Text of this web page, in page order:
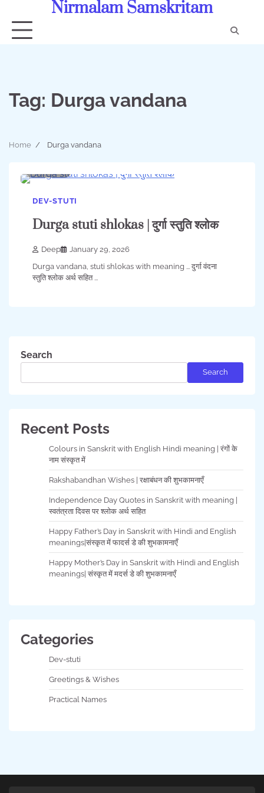
content
Nirmalam Samskritam
Tag: Durga vandana
Home Durga vandana
DEV-STUTI
Durga stuti shlokas | दुर्गा स्तुति श्लोक
Deep
January 29, 2026
Durga vandana, stuti shlokas with meaning ... दुर्गा वंदना
स्तुति श्लोक अर्थ सहित ...
Search
Search
Recent Posts
Colours in Sanskrit with English Hindi meaning | रंगों के
नाम संस्कृत में
Rakshabandhan Wishes | रक्षाबंधन की शुभकामनाएँ
Independence Day Quotes in Sanskrit with meaning |
स्वतंत्रता दिवस पर श्लोक अर्थ सहित
Happy Father’s Day in Sanskrit with Hindi and English
meanings|संस्कृत में फादर्स डे की शुभकामनाएँ
Happy Mother’s Day in Sanskrit with Hindi and English
meanings| संस्कृत में मदर्स डे की शुभकामनाएँ
Categories
Dev-stuti
Greetings & Wishes
Practical Names